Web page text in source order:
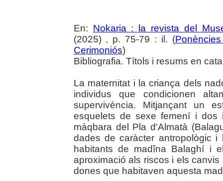
En: Nokaria : la revista del
(2025) , p. 75-79 : il. (
Cerimoniós)
Bibliografia. Títols i resums en
La maternitat i la criança dels
individus que condicionen
supervivència. Mitjançant un
esquelets de sexe femení i dos
màqbara del Pla d'Almatà
dades de caràcter antropològic
habitants de madîna Balaghí i
aproximació als riscos i els
dones que habitaven aquesta